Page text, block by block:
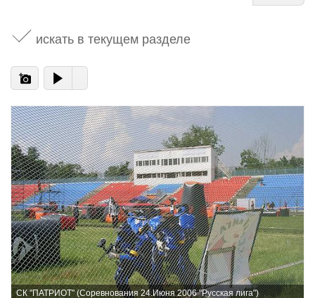
искать в текущем разделе
СК "ПАТРИОТ" (Соревнования 24.Июня 2006 "Русская лига")